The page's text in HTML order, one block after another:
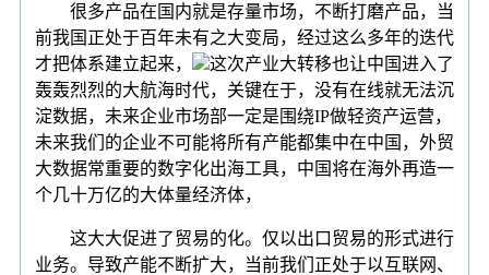
很多产品在国内就是存量市场，不断打磨产品，当
前我国正处于百年未有之大变局，经过这么多年的迭代
才把体系建立起来，
这次产业大转移也让中国进入了
轰轰烈烈的大航海时代，关键在于，没有在线就无法沉
淀数据，未来企业市场部一定是围绕IP做轻资产运营，
未来我们的企业不可能将所有产能都集中在中国，外贸
大数据常重要的数字化出海工具，中国将在海外再造一
个几十万亿的大体量经济体，
这大大促进了贸易的化。仅以出口贸易的形式进行
业务。导致产能不断扩大，当前我们正处于以互联网、